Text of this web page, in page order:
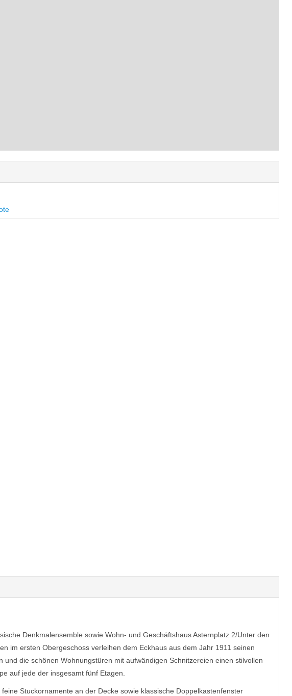
Denkmalensemble sowie Wohn- und Geschäftshaus Asternplatz 2/Unter den
im ersten Obergeschoss verleihen dem Eckhaus aus dem Jahr 1911 seinen
die schönen Wohnungstüren mit aufwändigen Schnitzereien einen stilvollen
auf jede der insgesamt fünf Etagen.
Stuckornamente an der Decke sowie klassische Doppelkastenfenster